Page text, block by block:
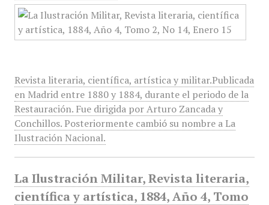
Revista literaria, científica, artística y militar.Publicada
en Madrid entre 1880 y 1884, durante el periodo de la
Restauración. Fue dirigida por Arturo Zancada y
Conchillos. Posteriormente cambió su nombre a La
Ilustración Nacional.
La Ilustración Militar, Revista literaria,
científica y artística, 1884, Año 4, Tomo